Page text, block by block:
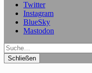
Twitter
Instagram
BlueSky
Mastodon
Suche
Schließen